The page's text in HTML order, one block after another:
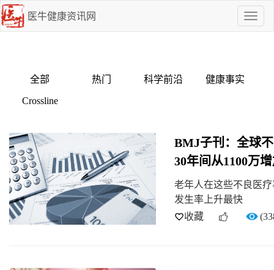
医牛健康资讯网
点
我
全部 热门 科学前沿 健康事实
Crossline
BMJ子刊：全球
30年间从1100万
老年人在这些不良医
发生率上升最快
收藏